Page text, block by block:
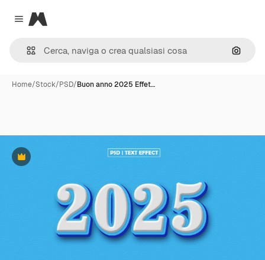
Close menu
Magnific
Cerca
Home/Stock/PSD/Buon anno 2025 Effet…
Premium